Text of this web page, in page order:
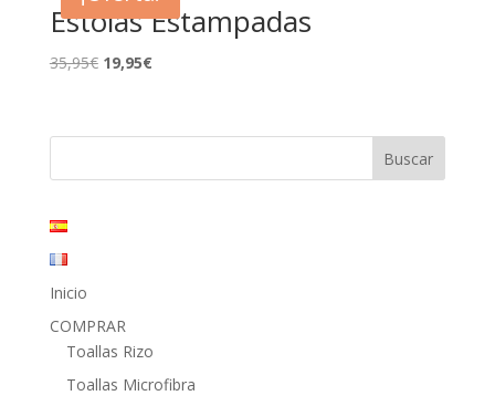
Estolas Estampadas
35,95€ El
era:
19,95€El
es:
Inicio
COMPRAR
Toallas Rizo
Toallas Microfibra